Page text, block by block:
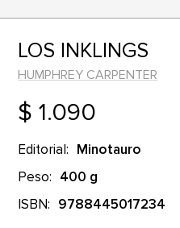
LOS INKLINGS
HUMPHREY CARPENTER
$ 1.090
Editorial: Minotauro
Peso: 400 g
ISBN: 9788445017234